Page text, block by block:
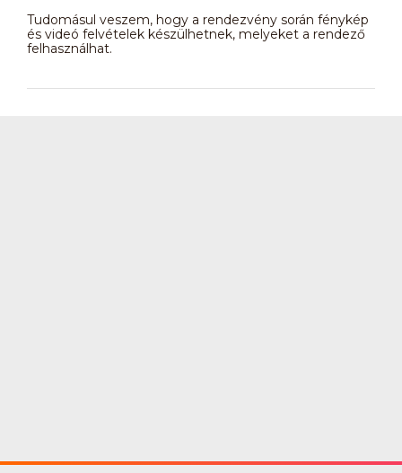
Tudomásul veszem, hogy a rendezvény során fénykép
és videó felvételek készülhetnek, melyeket a rendező
felhasználhat.